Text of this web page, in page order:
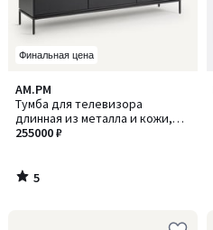
Финальная цена
AM.PM
Тумба для телевизора
длинная из металла и кожи,
Réalto / Реалто
255000 ₽
5
/
5
5
/